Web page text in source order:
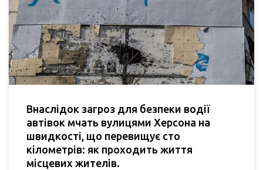
Внаслідок загроз для безпеки водії
автівок мчать вулицями Херсона на
швидкості, що перевищує сто
кілометрів: як проходить життя
місцевих жителів.